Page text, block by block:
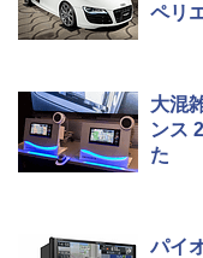
ペリ
大混
ンス
た
パイ